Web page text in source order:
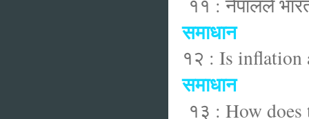
११ : नेपालले
समाधान
१२ : Is inflation
समाधान
१३ : How does